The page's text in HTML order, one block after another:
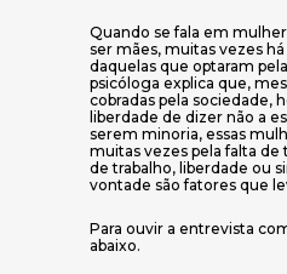
Quando se fala em
ser mães, muitas vezes
daquelas que optaram
psicóloga explica que,
cobradas pela sociedade,
liberdade de dizer não a
serem minoria, essas
muitas vezes pela falta de
de trabalho, liberdade ou
vontade são fatores que
Para ouvir a entrevista
abaixo.